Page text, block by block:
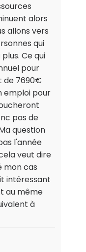
alors
allons vers
qui
Ce qui
pour
de 7690€
emploi pour
pas de
question
l'année
veut dire
mon cas
intéressant
au même
à